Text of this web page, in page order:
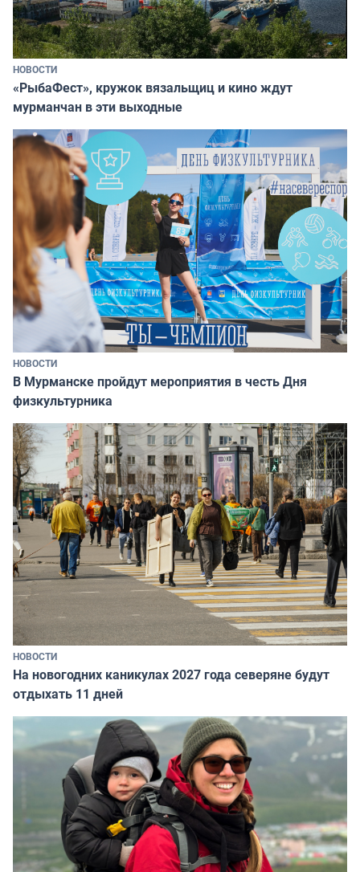
НОВОСТИ
«РыбаФест», кружок вязальщиц и кино ждут
мурманчан в эти выходные
НОВОСТИ
В Мурманске пройдут мероприятия в честь Дня
физкультурника
НОВОСТИ
На новогодних каникулах 2027 года северяне будут
отдыхать 11 дней